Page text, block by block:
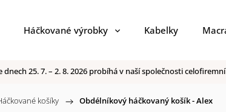
Háčkované výrobky Kabelky
dnech 25. 7. – 2. 8. 2026 probíhá v naší společnosti
košíky / Obdélníkový háčkovaný košík - Alex